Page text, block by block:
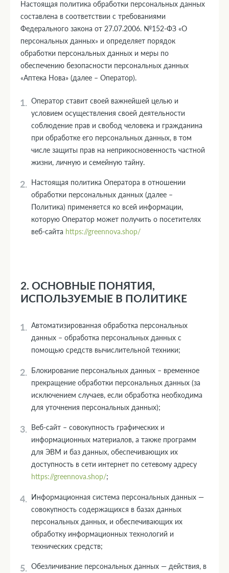
Настоящая политика обработки персональных данных
составлена в соответствии с требованиями
Федерального закона от 27.07.2006. №152-ФЗ «О
персональных данных» и определяет порядок
обработки персональных данных и меры по
обеспечению безопасности персональных данных
«Аптека Нова» (далее – Оператор).
Оператор ставит своей важнейшей целью и
условием осуществления своей деятельности
соблюдение прав и свобод человека и гражданина
при обработке его персональных данных, в том
числе защиты прав на неприкосновенность частной
жизни, личную и семейную тайну.
Настоящая политика Оператора в отношении
обработки персональных данных (далее –
Политика) применяется ко всей информации,
которую Оператор может получить о посетителях
веб-сайта https://greennova.shop/
2. ОСНОВНЫЕ ПОНЯТИЯ,
ИСПОЛЬЗУЕМЫЕ В ПОЛИТИКЕ
Автоматизированная обработка персональных
данных – обработка персональных данных с
помощью средств вычислительной техники;
Блокирование персональных данных – временное
прекращение обработки персональных данных (за
исключением случаев, если обработка необходима
для уточнения персональных данных);
Веб-сайт – совокупность графических и
информационных материалов, а также программ
для ЭВМ и баз данных, обеспечивающих их
доступность в сети интернет по сетевому адресу
https://greennova.shop/;
Информационная система персональных данных —
совокупность содержащихся в базах данных
персональных данных, и обеспечивающих их
обработку информационных технологий и
технических средств;
Обезличивание персональных данных — действия, в